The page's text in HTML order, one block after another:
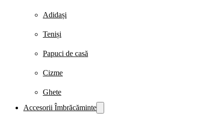
Adidași
Teniși
Papuci de casă
Cizme
Ghete
Accesorii Îmbrăcăminte